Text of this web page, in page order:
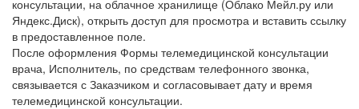
консультации, на облачное хранилище (Облако Мейл.ру или
Яндекс.Диск), открыть доступ для просмотра и вставить ссылку
в предоставленное поле.
После оформления Формы телемедицинской консультации
врача, Исполнитель, по средствам телефонного звонка,
связывается с Заказчиком и согласовывает дату и время
телемедицинской консультации.